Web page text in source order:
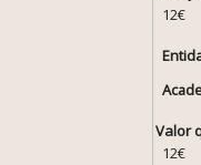
12€
Valor
12€